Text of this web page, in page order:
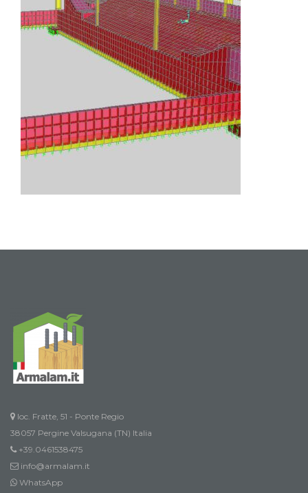
loc. Fratte, 51 - Ponte Regio
38057 Pergine Valsugana (TN) Italia
+39.0461538475
info@armalam.it
WhatsApp